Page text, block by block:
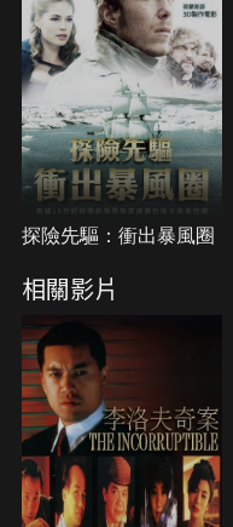
探險先驅：衝出暴風圈
相關影片